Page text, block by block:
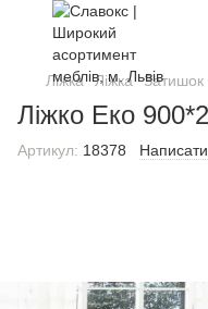
Ліжка Ліжка Затишок
Ліжко Еко
Артикул: 18378 Написати